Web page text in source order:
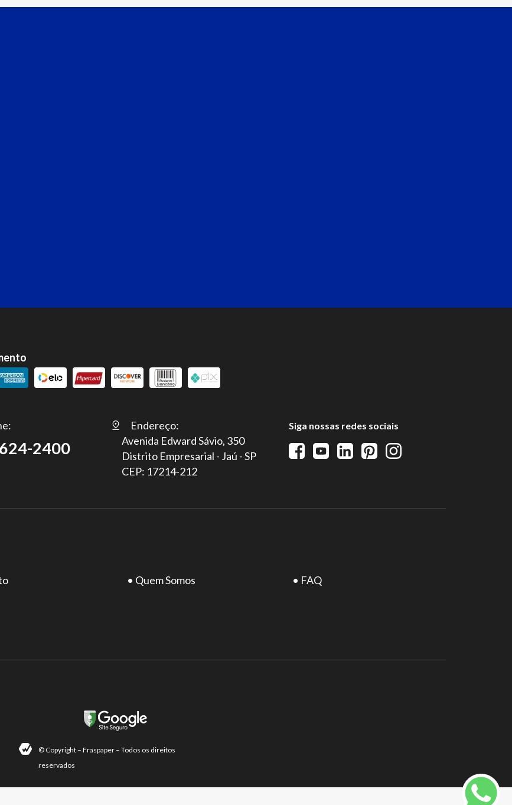
2400
Endereço:
Avenida Edward Sávio, 350
Distrito Empresarial - Jaú - SP
CEP: 17214-212
Siga nossas redes sociais
• Quem Somos • FAQ
© Copyright – Fraspaper – Todos os direitos
reservados